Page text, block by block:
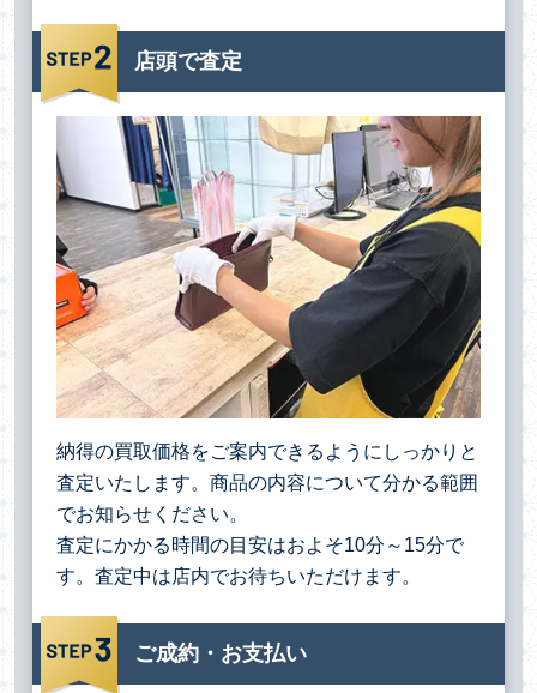
店頭で査定
納得の買取価格をご案内できるようにしっかりと
査定いたします。商品の内容について分かる範囲
でお知らせください。
査定にかかる時間の目安はおよそ10分～15分で
す。査定中は店内でお待ちいただけます。
ご成約・お支払い